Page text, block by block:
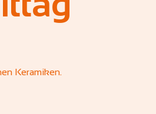
Keramiken.